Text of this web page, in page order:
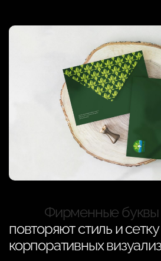
Фирменные буквы
повторяют стиль и
корпоративных